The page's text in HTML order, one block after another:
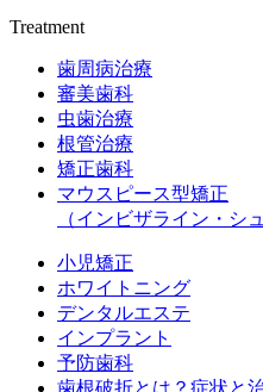
Treatment
歯周病治療
審美歯科
虫歯治療
根管治療
矯正歯科
マウスピース型矯正
（インビザライン・シ
小児矯正
ホワイトニング
デンタルエステ
インプラント
予防歯科